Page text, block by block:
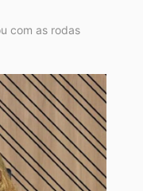
com as rodas